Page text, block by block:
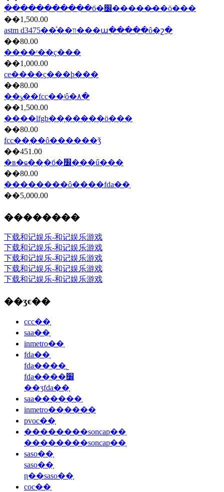
����������ִ�б�׼�����̷��ö���
��1,500.00
astm d3475��ͯ��װ���ա�����ô�շ�
��80.00
����ʳ�ֺ�ҫ���
��1,000.00
ce��֤��ҫ���ϸ���
��80.00
��ݸ��fcc��֤ʲô�۸�
��1,500.00
����lfgb��֤���̷��ö���
��80.00
fcc��֤��ô������ǯ
��451.00
�в�ҩ��ִ�б�׼���ű���
��80.00
��������ô����fda��֤
��5,000.00
��������
下载和记娱乐-和记娱乐游戏
下载和记娱乐-和记娱乐游戏
下载和记娱乐-和记娱乐游戏
下载和记娱乐-和记娱乐游戏
下载和记娱乐-和记娱乐游戏
��ʒϵ��
ccc��֤
saa��֤
inmetro��֤
fda��֤
fda��֤��˾
fda��֤��׼
��ʒfda��֤
saa������֤
inmetro��֤����
pvoc��֤
��������soncap��֤
��������soncap��֤
saso��֤
saso��֤
ɳ��saso��֤
coc��֤